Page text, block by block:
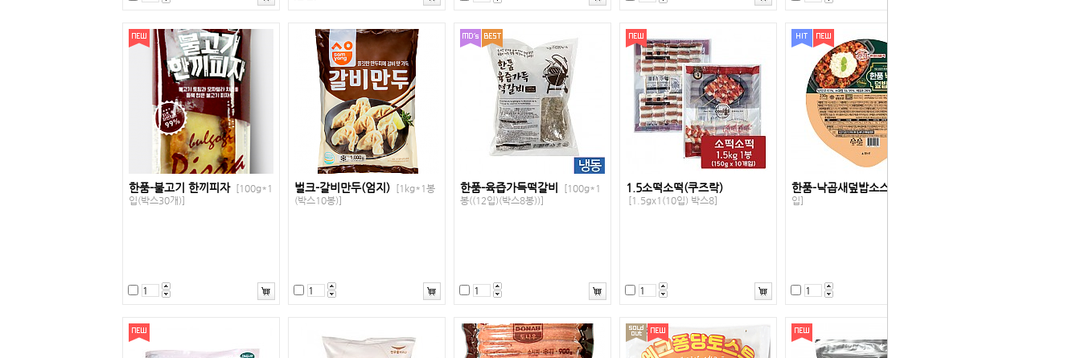
한품-불고기 한끼피자 [100g*1
입(박스30개)]
벌크-갈비만두(엄지)
[1kg*1봉
(박스10봉)]
한품-육즙가득떡갈비
[100g*1
봉((12입)(박스8봉))]
1.5소떡소떡(쿠즈락)
[1.5gx1(10입) 박스8]
한품-낙곱새덮밥소스
입]